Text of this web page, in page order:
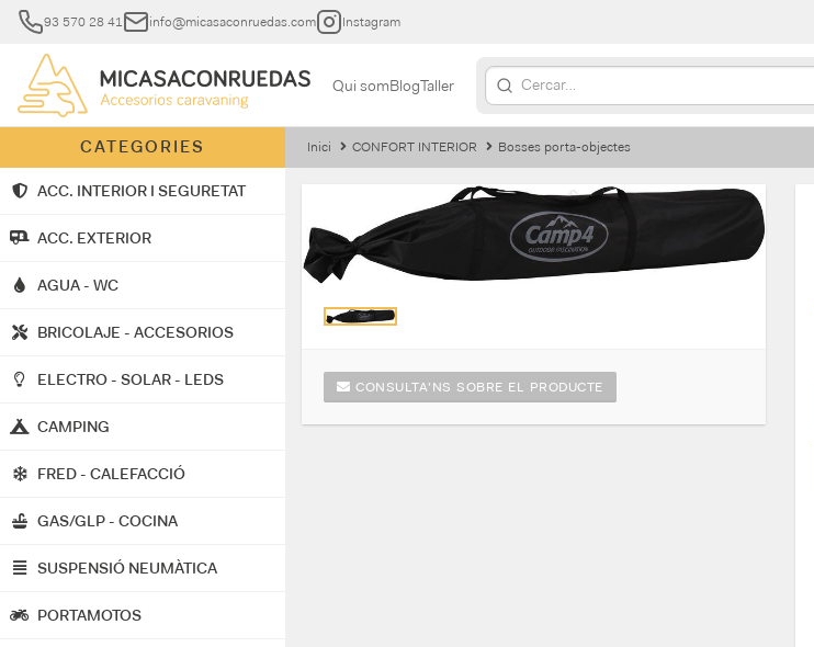
93 570 28 41 info@micasaconruedas.com Instagram
Qui somBlogTaller
CATEGORIES
ACC. INTERIOR I SEGURETAT
ACC. EXTERIOR
AGUA - WC
BRICOLAJE - ACCESORIOS
ELECTRO - SOLAR - LEDS
CAMPING
FRED - CALEFACCIÓ
GAS/GLP - COCINA
SUSPENSIÓ NEUMÀTICA
PORTAMOTOS
Inici CONFORT INTERIOR Bosses porta-objectes
CONSULTA'NS SOBRE EL PRODUCTE